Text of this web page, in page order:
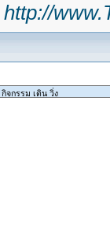
http://